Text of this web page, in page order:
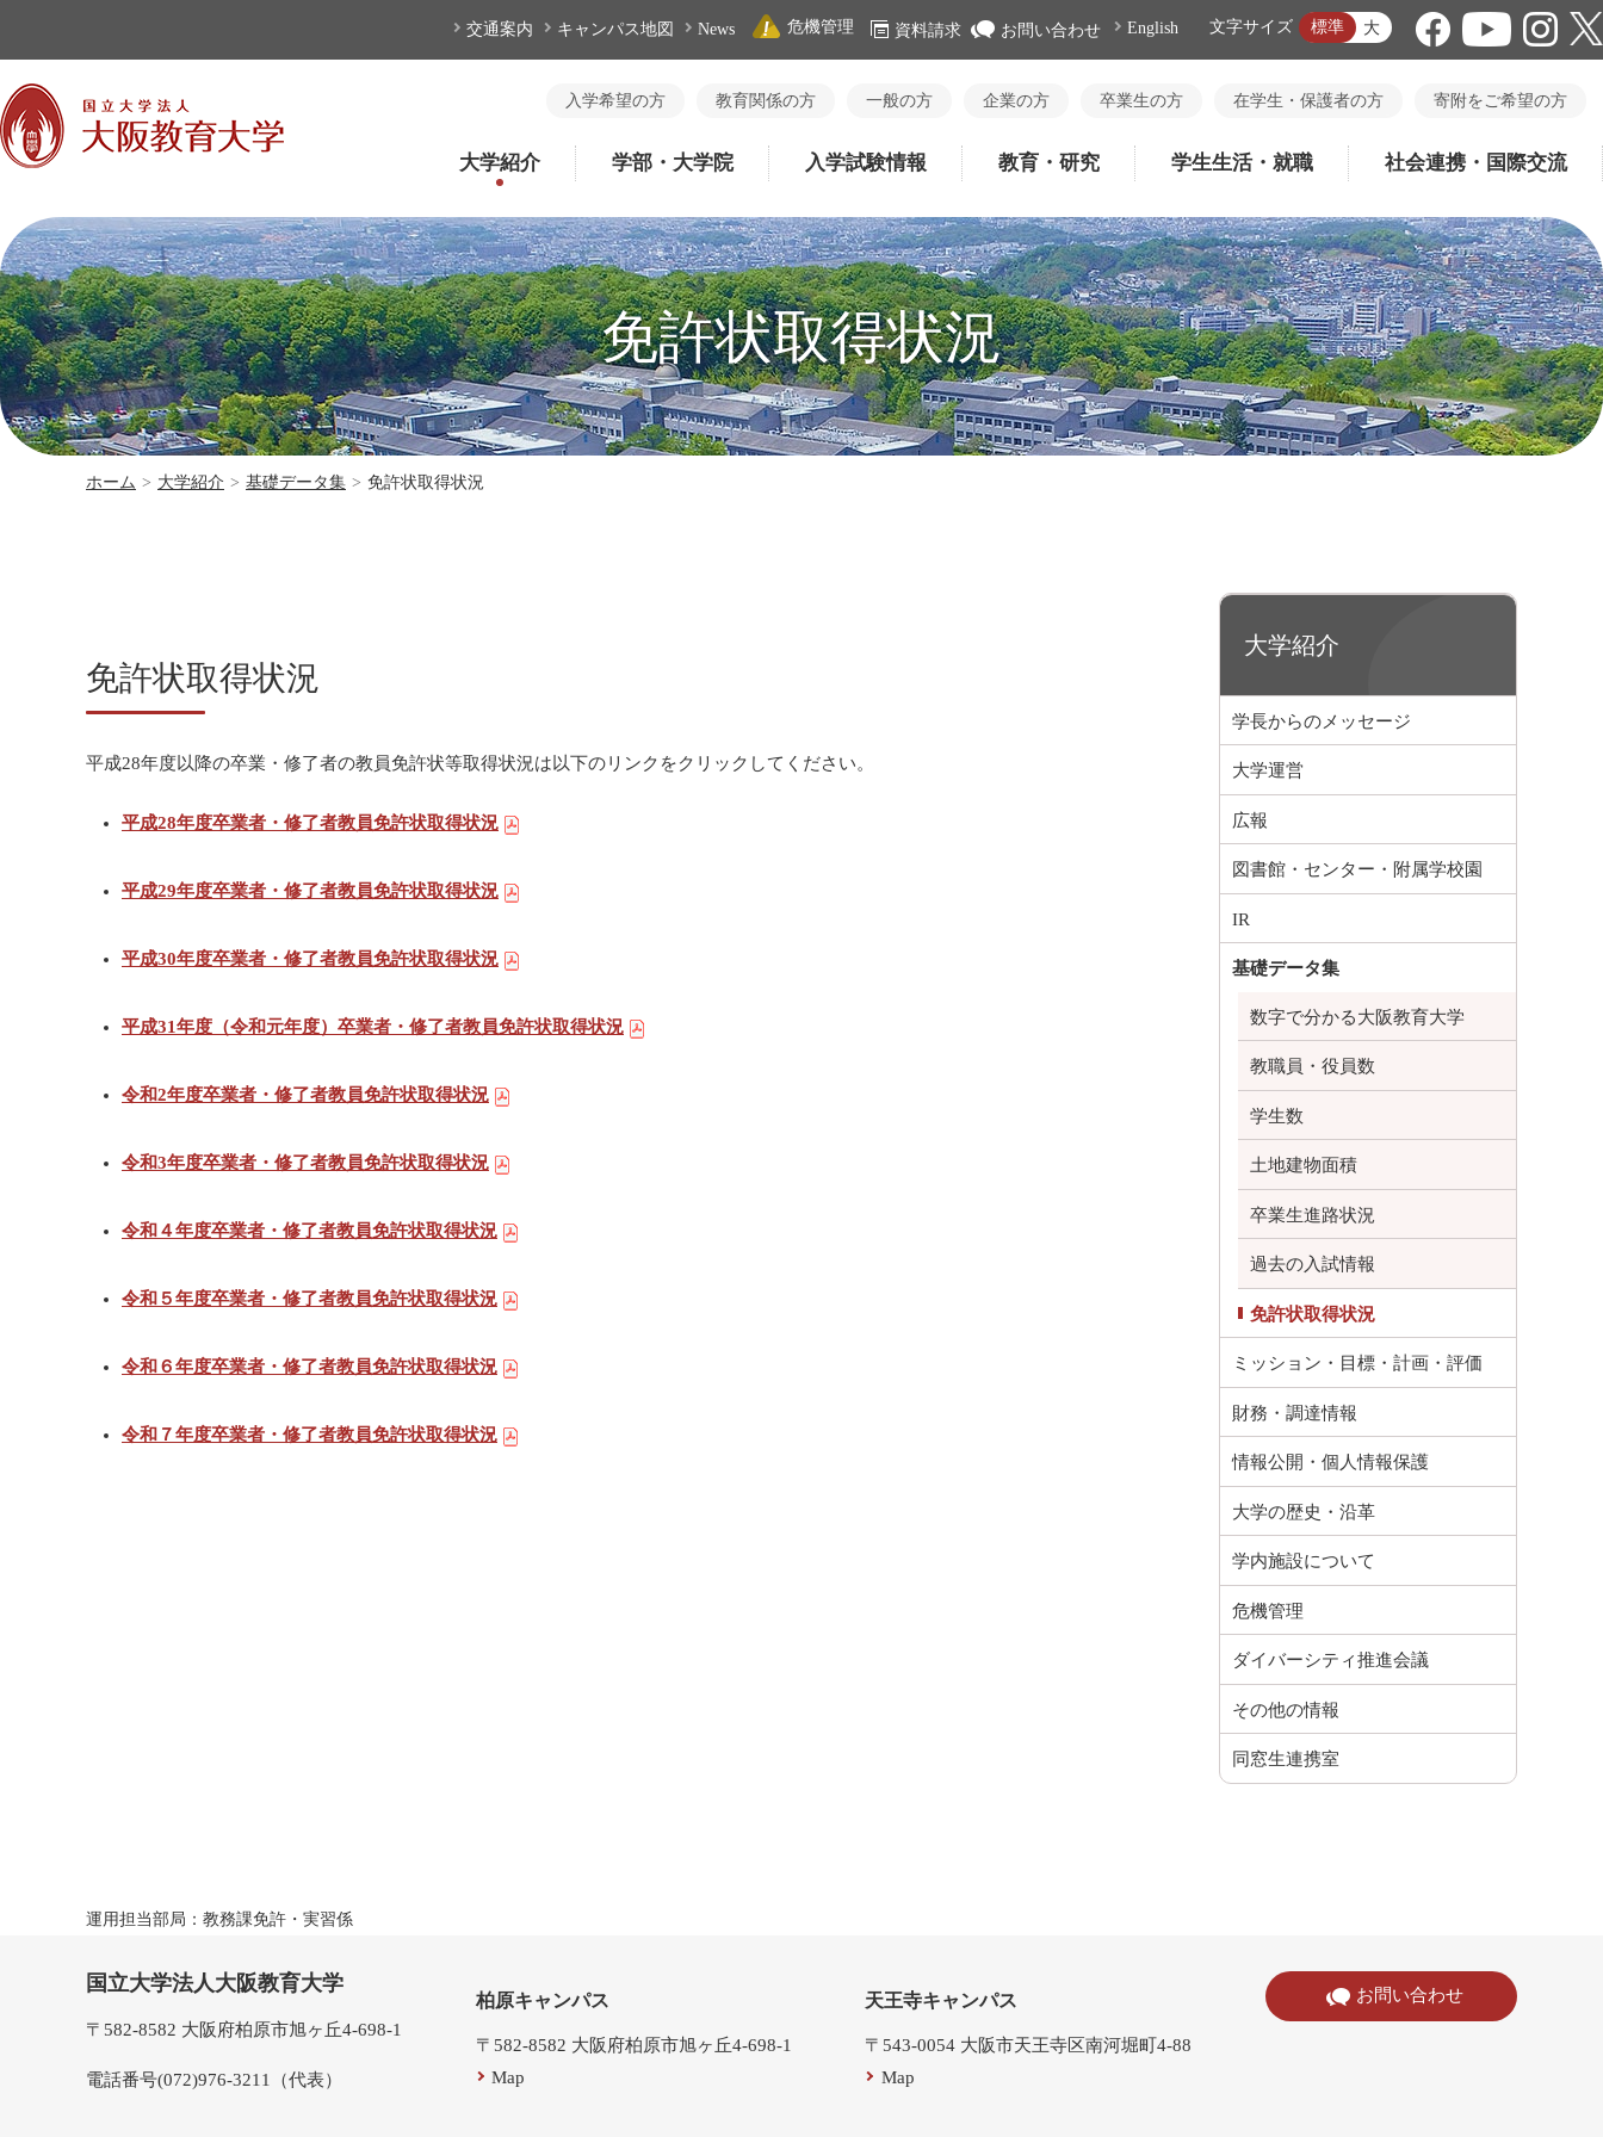
交通案内 キャンパス地図 News 危機管理 資料請求 お問い合わせ English 文字サイズ 標準 大
入学希望の方 教育関係の方 一般の方 企業の方 卒業生の方 在学生・保護者の方 寄附をご希望の方
大学紹介 学部・大学院 入学試験情報 教育・研究 学生生活・就職 社会連携・国際交流
免許状取得状況
ホーム > 大学紹介 > 基礎データ集 > 免許状取得状況
免許状取得状況
平成28年度以降の卒業・修了者の教員免許状等取得状況は以下のリンクをクリックしてください。
平成28年度卒業者・修了者教員免許状取得状況
平成29年度卒業者・修了者教員免許状取得状況
平成30年度卒業者・修了者教員免許状取得状況
平成31年度（令和元年度）卒業者・修了者教員免許状取得状況
令和2年度卒業者・修了者教員免許状取得状況
令和3年度卒業者・修了者教員免許状取得状況
令和４年度卒業者・修了者教員免許状取得状況
令和５年度卒業者・修了者教員免許状取得状況
令和６年度卒業者・修了者教員免許状取得状況
令和７年度卒業者・修了者教員免許状取得状況
大学紹介
学長からのメッセージ
大学運営
広報
図書館・センター・附属学校園
IR
基礎データ集
数字で分かる大阪教育大学
教職員・役員数
学生数
土地建物面積
卒業生進路状況
過去の入試情報
免許状取得状況
ミッション・目標・計画・評価
財務・調達情報
情報公開・個人情報保護
大学の歴史・沿革
学内施設について
危機管理
ダイバーシティ推進会議
その他の情報
同窓生連携室
運用担当部局：教務課免許・実習係
国立大学法人大阪教育大学
〒582-8582 大阪府柏原市旭ヶ丘4-698-1
電話番号(072)976-3211（代表）
柏原キャンパス
〒582-8582 大阪府柏原市旭ヶ丘4-698-1
Map
天王寺キャンパス
〒543-0054 大阪市天王寺区南河堀町4-88
Map
お問い合わせ